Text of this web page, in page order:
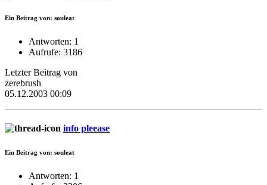
Ein Beitrag von: souleat
Antworten: 1
Aufrufe: 3186
Letzter Beitrag von
zerebrush
05.12.2003 00:09
info pleease
Ein Beitrag von: souleat
Antworten: 1